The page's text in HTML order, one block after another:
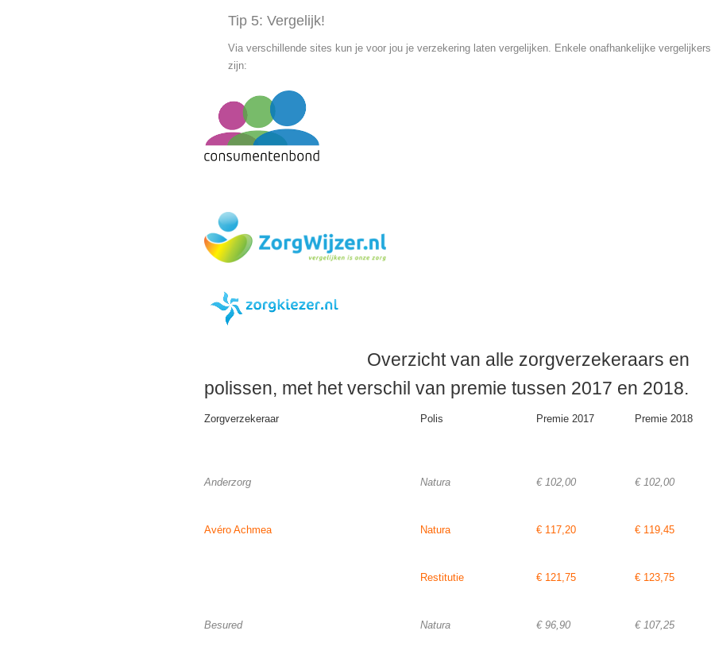
Tip 5: Vergelijk!
Via verschillende sites kun je voor jou je verzekering laten vergelijken. Enkele onafhankelijke vergelijkers
zijn:
Overzichtvan alle zorgverzekeraars en
polissen, met het verschil van premie tussen 2017 en 2018.
Zorgverzekeraar Polis Premie 2017 Premie 2018
Anderzorg Natura € 102,00 € 102,00
Avéro Achmea Natura € 117,20 € 119,45
Restitutie € 121,75 € 123,75
Besured Natura € 96,90 € 107,25